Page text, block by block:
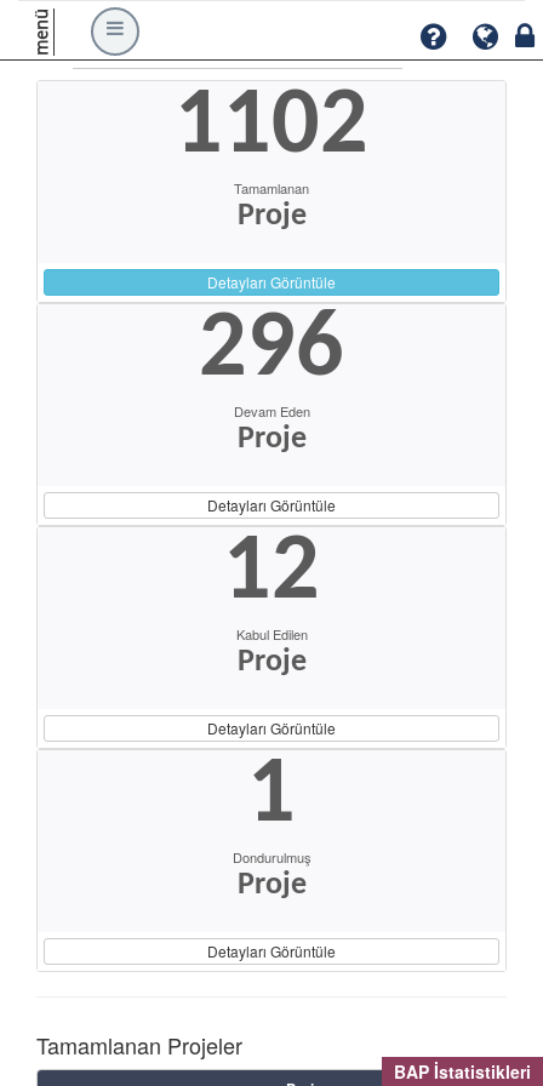
BAP İstatistikleri
menü
1102
Tamamlanan
Proje
Detayları Görüntüle
296
Devam Eden
Proje
Detayları Görüntüle
12
Kabul Edilen
Proje
Detayları Görüntüle
1
Dondurulmuş
Proje
Detayları Görüntüle
Tamamlanan Projeler